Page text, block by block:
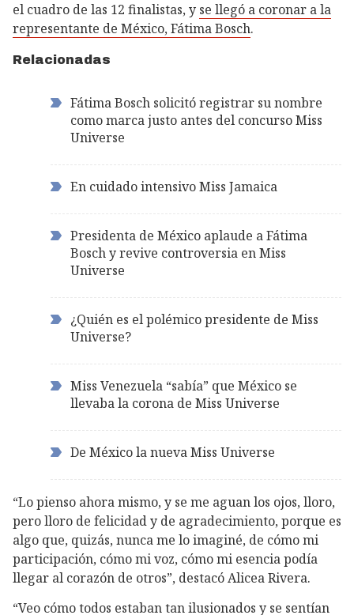
el cuadro de las 12 finalistas, y se llegó a coronar a la
representante de México, Fátima Bosch.
Relacionadas
Fátima Bosch solicitó registrar su nombre
como marca justo antes del concurso Miss
Universe
En cuidado intensivo Miss Jamaica
Presidenta de México aplaude a Fátima
Bosch y revive controversia en Miss
Universe
¿Quién es el polémico presidente de Miss
Universe?
Miss Venezuela “sabía” que México se
llevaba la corona de Miss Universe
De México la nueva Miss Universe
“Lo pienso ahora mismo, y se me aguan los ojos, lloro,
pero lloro de felicidad y de agradecimiento, porque es
algo que, quizás, nunca me lo imaginé, de cómo mi
participación, cómo mi voz, cómo mi esencia podía
llegar al corazón de otros”, destacó Alicea Rivera.
“Veo cómo todos estaban tan ilusionados y se sentían